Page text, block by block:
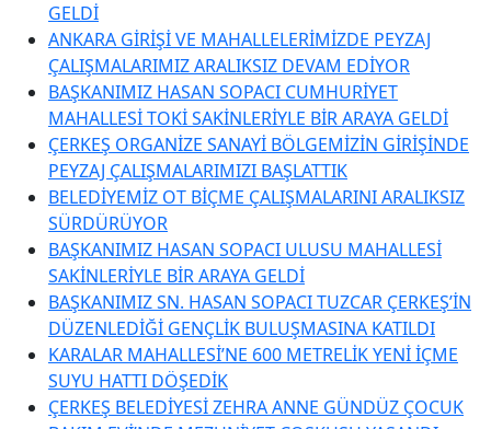
GELDİ
ANKARA GİRİŞİ VE MAHALLELERİMİZDE PEYZAJ
ÇALIŞMALARIMIZ ARALIKSIZ DEVAM EDİYOR
BAŞKANIMIZ HASAN SOPACI CUMHURİYET
MAHALLESİ TOKİ SAKİNLERİYLE BİR ARAYA GELDİ
ÇERKEŞ ORGANİZE SANAYİ BÖLGEMİZİN GİRİŞİNDE
PEYZAJ ÇALIŞMALARIMIZI BAŞLATTIK
BELEDİYEMİZ OT BİÇME ÇALIŞMALARINI ARALIKSIZ
SÜRDÜRÜYOR
BAŞKANIMIZ HASAN SOPACI ULUSU MAHALLESİ
SAKİNLERİYLE BİR ARAYA GELDİ
BAŞKANIMIZ SN. HASAN SOPACI TUZCAR ÇERKEŞ’İN
DÜZENLEDİĞİ GENÇLİK BULUŞMASINA KATILDI
KARALAR MAHALLESİ’NE 600 METRELİK YENİ İÇME
SUYU HATTI DÖŞEDİK
ÇERKEŞ BELEDİYESİ ZEHRA ANNE GÜNDÜZ ÇOCUK